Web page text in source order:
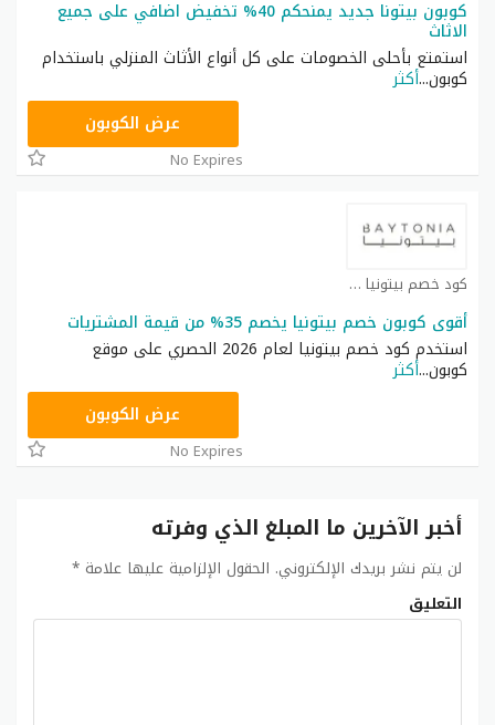
كوبون بيتونا جديد يمنحكم 40% تخفيض اضافي على جميع
الاثاث
استمتع بأحلى الخصومات على كل أنواع الأثاث المنزلي باستخدام
كوبون...أكثر
عرض الكوبون
No Expires
كود خصم بيتونيا كوبون
أقوى كوبون خصم بيتونيا يخصم 35% من قيمة المشتريات
استخدم كود خصم بيتونيا لعام 2026 الحصري على موقع
كوبون...أكثر
عرض الكوبون
No Expires
أخبر الآخرين ما المبلغ الذي وفرته
لن يتم نشر بريدك الإلكتروني. الحقول الإلزامية عليها علامة *
التعليق